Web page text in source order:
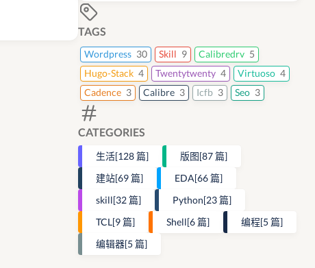
TAGS
Wordpress 30 Skill 9 Calibredrv 5
Hugo-Stack 4 Twentytwenty 4 Virtuoso 4
Cadence 3 Calibre 3 Icfb 3 Seo 3
CATEGORIES
生活[128 篇] 版图[87 篇]
建站[69 篇] EDA[66 篇]
skill[32 篇] Python[23 篇]
TCL[9 篇] Shell[6 篇] 编程[5 篇]
编辑器[5 篇]